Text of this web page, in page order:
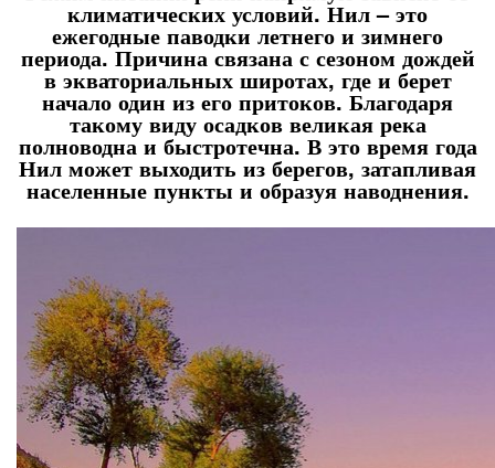
климатических условий. Нил – это
ежегодные паводки летнего и зимнего
периода. Причина связана с сезоном дождей
в экваториальных широтах, где и берет
начало один из его притоков. Благодаря
такому виду осадков великая река
полноводна и быстротечна. В это время года
Нил может выходить из берегов, затапливая
населенные пункты и образуя наводнения.